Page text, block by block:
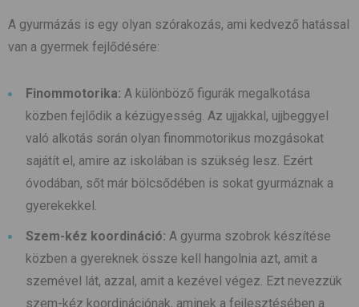
A gyurmázás is egy olyan szórakozás, ami kedvező hatással
van a gyermek fejlődésére:
Finommotorika: A különböző figurák megalkotása
közben fejlődik a kézügyesség. Az ujjakkal, ujjbeggyel
való alkotás során olyan finommotorikus mozgásokat
sajátít el, amire az iskolában is szükség lesz. Ezért
óvodában, sőt már bölcsődében is sokat gyurmáznak a
gyerekekkel.
Szem-kéz koordináció: A gyurma szobrok készítése
közben a gyereknek össze kell hangolnia azt, amit a
szemével lát, azzal, amit a kezével végez. Ezt nevezzük
szem-kéz koordinációnak, aminek a fejlesztésében a